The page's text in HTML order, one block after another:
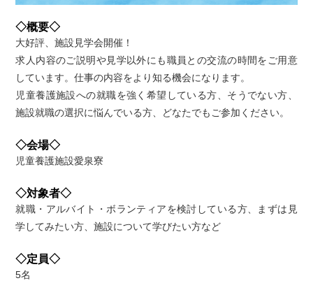
◇概要◇
大好評、施設見学会開催！
求人内容のご説明や見学以外にも職員との交流の時間をご用意
しています。仕事の内容をより知る機会になります。
児童養護施設への就職を強く希望している方、そうでない方、
施設就職の選択に悩んでいる方、どなたでもご参加ください。
◇会場◇
児童養護施設愛泉寮
◇対象者◇
就職・アルバイト・ボランティアを検討している方、まずは見
学してみたい方、施設について学びたい方など
◇定員◇
5名